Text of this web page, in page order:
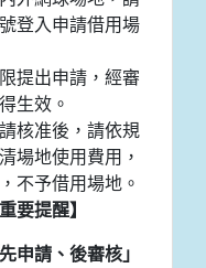
登入申請借用場
提出申請，經審
生效。
核准後，請依規
場地使用費用，
不予借用場地。
要提醒】
先申請、後審核」